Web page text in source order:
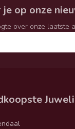
je op onze
over onze laatste